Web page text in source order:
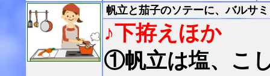
帆立と茄子のソテーに、バルサ
♪下拵えほか
①帆立は塩、こ